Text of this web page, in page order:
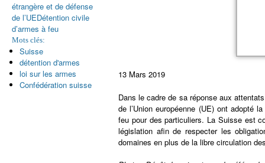
13 Mars 2019
Dans le cadre de sa réponse aux
de l’Union européenne (UE) ont adopté
feu pour des particuliers. La Suisse est
législation afin de respecter les
domaines en plus de la libre circulation
étrangère et de défense
de l’UEDétention civile
d’armes à feu
Mots clés:
Suisse
détention d'armes
loi sur les armes
Confédération suisse